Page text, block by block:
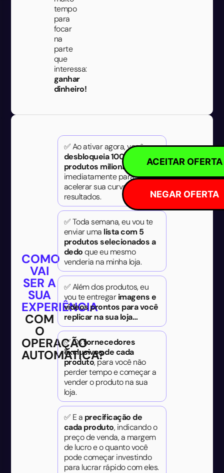
tempo
para
focar
na
parte
que
interessa:
ganhar
dinheiro!
COMO
VAI
SER A
SUA
EXPERIÊNCIA
COM
O
OPERAÇÃO
AUTOMÁTICA?
✅ Ao ativar agora, você
desbloqueia 100
produtos milionários
imediatamente para
acelerar sua curva de
resultados.
✅ Toda semana, eu vou te
enviar uma lista com 5
produtos selecionados a
dedoque eu mesmo
venderia na minha loja.
✅ Além dos produtos, eu
vou te entregarimagens e
vídeos prontos para você
replicar na sua loja…
✅ Osfornecedores
exclusivos de cada
produto, para você não
perder tempo e começar a
vender o produto na sua
loja.
✅ E a precificação de
cada produto, indicando o
preço de venda, a margem
de lucro e o quanto você
pode começar investindo
para lucrar rápido com eles.
ACEITAR OFERTA
NEGAR OFERTA